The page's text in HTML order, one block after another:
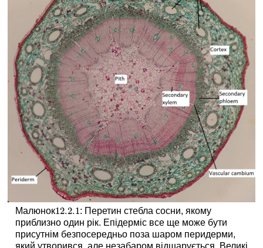
Перидерм
Деревина
Покритонасінні
Малюнок12.2.1
12.2.1: Перетин стебла сосни, якому
приблизно один рік. Епідерміс все ще може бути
присутнім безпосередньо поза шаром перидерми,
який утворився, але незабаром відшарується. Великі